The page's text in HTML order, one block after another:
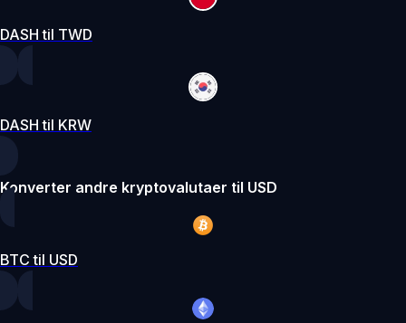
DASH til TWD
DASH til KRW
Konverter andre kryptovalutaer til USD
BTC til USD